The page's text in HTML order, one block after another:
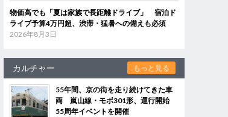
物価高でも「夏は家族で長距離ドライブ」 宿泊ド
ライブ予算4万円超、渋滞・猛暑への備えも必須
2026年8月3日
カルチャー もっと見る
55年間、京の街を走り続けてきた車
両 嵐山線・モボ301形、運行開始
55周年イベントを開催